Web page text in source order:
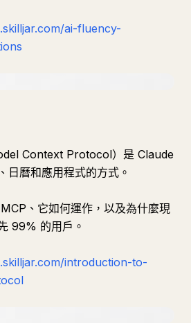
ai-fluency-
Context Protocol）是 Claude
日曆和應用程式的方式。
、它如何運作，以及為什麼現
99% 的用戶。
introduction-to-